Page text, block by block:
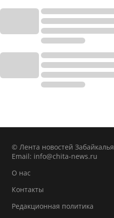
© Лента новостей Забайкалья
Email: info@chita-news.ru
О нас
Контакты
Редакционная политика